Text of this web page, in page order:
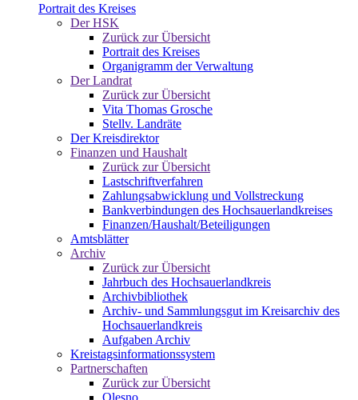
Portrait des Kreises
Der HSK
Zurück zur Übersicht
Portrait des Kreises
Organigramm der Verwaltung
Der Landrat
Zurück zur Übersicht
Vita Thomas Grosche
Stellv. Landräte
Der Kreisdirektor
Finanzen und Haushalt
Zurück zur Übersicht
Lastschriftverfahren
Zahlungsabwicklung und Vollstreckung
Bankverbindungen des Hochsauerlandkreises
Finanzen/Haushalt/Beteiligungen
Amtsblätter
Archiv
Zurück zur Übersicht
Jahrbuch des Hochsauerlandkreis
Archivbibliothek
Archiv- und Sammlungsgut im Kreisarchiv des
Hochsauerlandkreis
Aufgaben Archiv
Kreistagsinformationssystem
Partnerschaften
Zurück zur Übersicht
Olesno